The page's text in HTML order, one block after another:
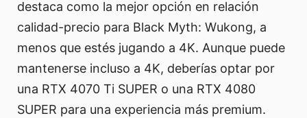
destaca como la mejor opción en relación
calidad-precio para Black Myth: Wukong, a
menos que estés jugando a 4K. Aunque puede
mantenerse incluso a 4K, deberías optar por
una RTX 4070 Ti SUPER o una RTX 4080
SUPER para una experiencia más premium.